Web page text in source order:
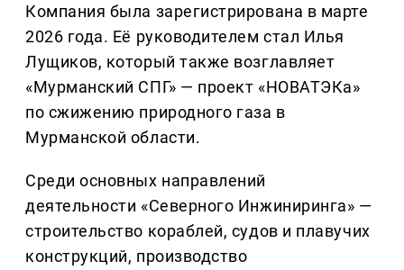
Компания была зарегистрирована в марте
2026 года. Её руководителем стал Илья
Лущиков, который также возглавляет
«Мурманский СПГ» — проект «НОВАТЭКа»
по сжижению природного газа в
Мурманской области.
Среди основных направлений
деятельности «Северного Инжиниринга» —
строительство кораблей, судов и плавучих
конструкций, производство